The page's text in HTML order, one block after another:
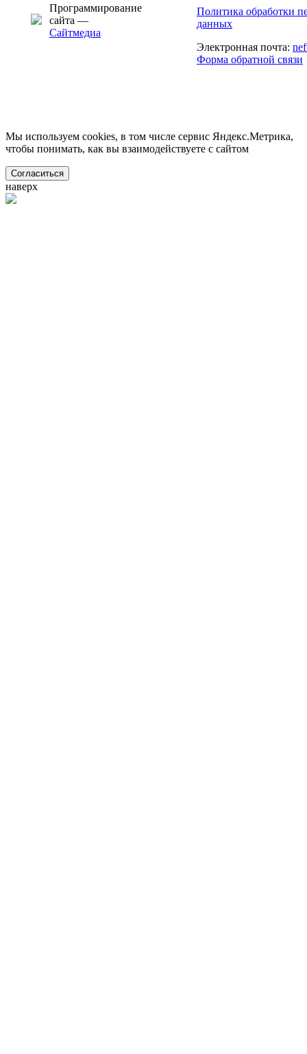
Программирование
сайта —
Сайтмедиа
Политика обработки
данных
Электронная почта:
Форма обратной связи
Мы используем cookies, в том числе сервис Яндекс.Метрика,
чтобы понимать, как вы взаимодействуете с сайтом
Согласиться
наверх